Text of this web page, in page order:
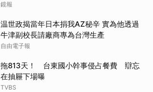
鏡報
温世政揭當年日本捐我AZ秘辛 實為他透過
牛津副校長請廠商專為台灣生產
自由電子報
拖813天！ 台東國小幹事侵占餐費 辯忘
在抽屜下場曝
TVBS